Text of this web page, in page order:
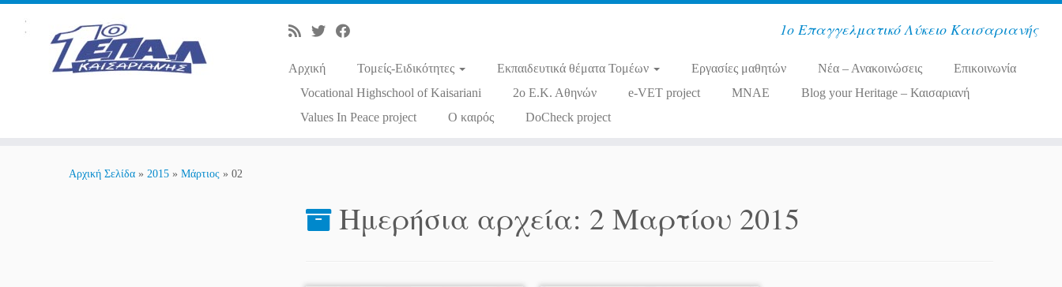
1ο Επαγγελματικό Λύκειο Καισαριανής
Αρχική Τομείς-Ειδικότητες Εκπαιδευτικά θέματα Τομέων Εργασίες μαθητών Νέα – Ανακοινώσεις
Επικοινωνία
Vocational Highschool of Kaisariani
2ο Ε.Κ. Αθηνών e-VET project MNAE
Blog your Heritage – Καισαριανή
Values In Peace project
Ο καιρός DoCheck project
Αρχική Σελίδα » 2015 » Μάρτιος » 02
Ημερήσια αρχεία: 2 Μαρτίου 2015